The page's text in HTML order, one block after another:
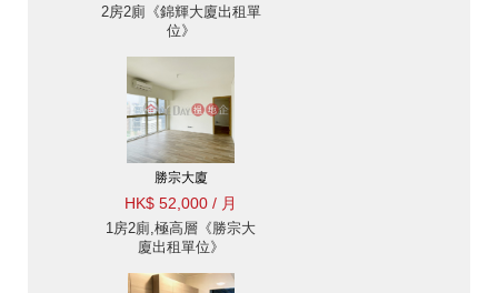
2房2廁《錦輝大廈出租單
位》
勝宗大廈
HK$ 52,000 / 月
1房2廁,極高層《勝宗大
廈出租單位》